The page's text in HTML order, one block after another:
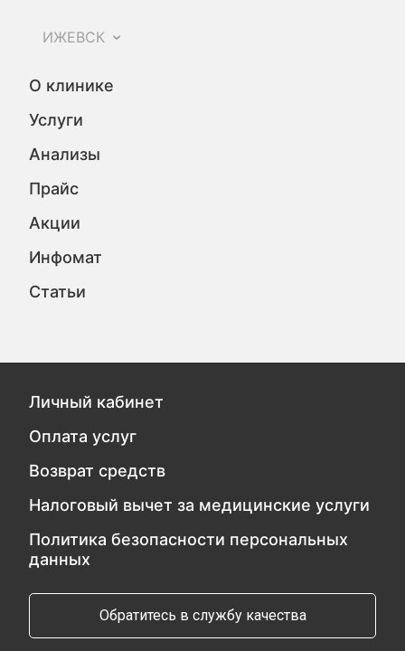
ИЖЕВСК
О клинике
Услуги
Анализы
Прайс
Акции
Инфомат
Статьи
Личный кабинет
Оплата услуг
Возврат средств
Налоговый вычет за медицинские услуги
Политика безопасности персональных
данных
Обратитесь в службу качества